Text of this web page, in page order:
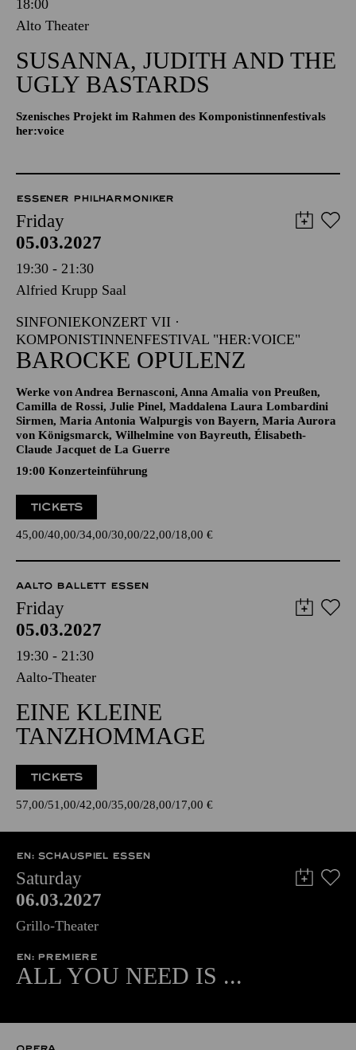
18:00
Alto Theater
SUSANNA, JUDITH AND THE
UGLY BASTARDS
Szenisches Projekt im Rahmen des Komponistinnenfestivals
her:voice
ESSENER PHILHARMONIKER
Friday
05.03.2027
19:30 - 21:30
Alfried Krupp Saal
SINFONIEKONZERT VII ·
KOMPONISTINNENFESTIVAL "HER:VOICE"
BAROCKE OPULENZ
Werke von Andrea Bernasconi, Anna Amalia von Preußen,
Camilla de Rossi, Julie Pinel, Maddalena Laura Lombardini
Sirmen, Maria Antonia Walpurgis von Bayern, Maria Aurora
von Königsmarck, Wilhelmine von Bayreuth, Élisabeth-
Claude Jacquet de La Guerre
19:00 Konzerteinführung
TICKETS
45,00 40,00 34,00 30,00 22,00 18,00 €
AALTO BALLETT ESSEN
Friday
05.03.2027
19:30 - 21:30
Aalto-Theater
EINE KLEINE
TANZHOMMAGE
TICKETS
57,00 51,00 42,00 35,00 28,00 17,00 €
EN: SCHAUSPIEL ESSEN
Saturday
06.03.2027
Grillo-Theater
EN: PREMIERE
ALL YOU NEED IS ...